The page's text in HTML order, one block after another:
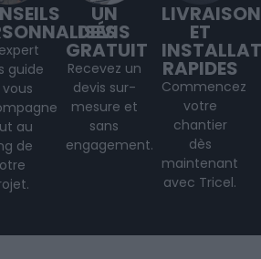
guide
au
de
.
UN
DEVIS
GRATUIT
Recevez un
devis sur-
mesure et
sans
engagement.
LIVRAISON
ET
RAPIDES
Commencez
votre
chantier
dès
maintenant
avec Tricel.